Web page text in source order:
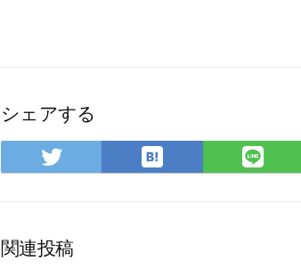
シェアする
Twitter
で
ア
は
て
で
関連投稿